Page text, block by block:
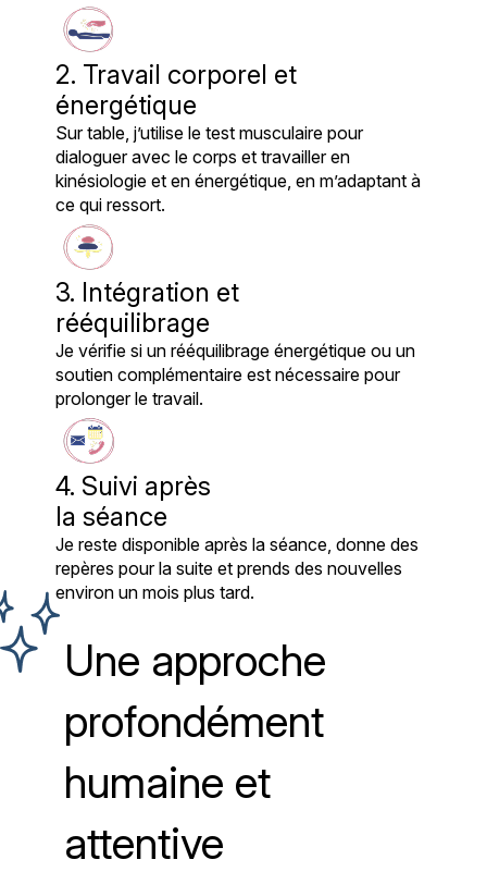
2. Travail corporel et
énergétique
Sur table, j’utilise le test musculaire pour
dialoguer avec le corps et travailler en
kinésiologie et en énergétique, en m’adaptant à
ce qui ressort.
3. Intégration et
rééquilibrage
Je vérifie si un rééquilibrage énergétique ou un
soutien complémentaire est nécessaire pour
prolonger le travail.
4. Suivi après
la séance
Je reste disponible après la séance, donne des
repères pour la suite et prends des nouvelles
environ un mois plus tard.
Une approche
profondément
humaine et
attentive